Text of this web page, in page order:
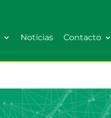
Noticias Contacto